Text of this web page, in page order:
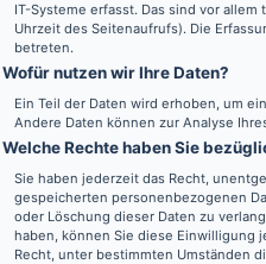
IT-Systeme erfasst. Das sind vor
Uhrzeit des Seitenaufrufs). Die
betreten.
Wofür nutzen wir Ihre Daten?
Ein Teil der Daten wird erhoben, um
Andere Daten können zur Analyse
Welche Rechte haben Sie
Sie haben jederzeit das Recht,
gespeicherten personenbezogenen
oder Löschung dieser Daten zu
haben, können Sie diese Einwilligung
Recht, unter bestimmten Umständen